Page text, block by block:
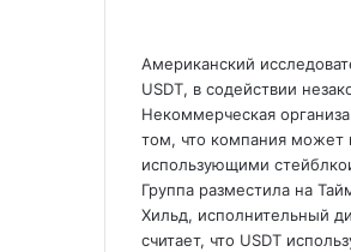
Американский
USDT, в содействии
Некоммерческая
том, что компания может
использующими
Группа разместила на
Хильд, исполнительный
считает, что USDT